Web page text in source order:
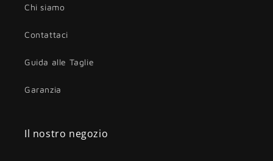
Chi siamo
Contattaci
Guida alle Taglie
Garanzia
Il nostro negozio